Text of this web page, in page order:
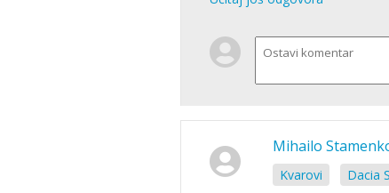
Mihailo
Kvarovi Dacia